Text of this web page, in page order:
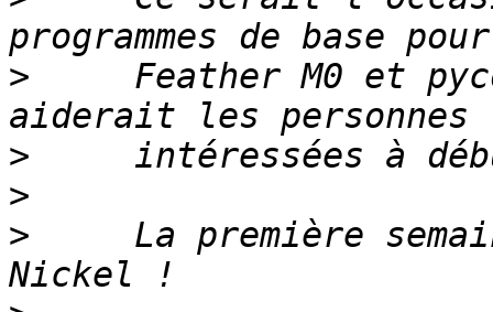
>
Feather M0 et
>
>
>
La première